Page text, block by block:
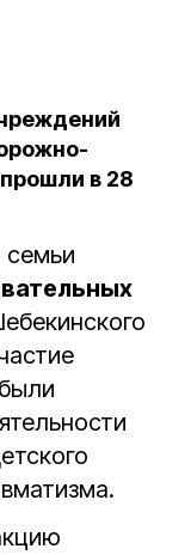
в 28
семьи